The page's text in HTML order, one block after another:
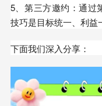
5、第三方邀约：通过
技巧是目标统一、利益
下面我们深入分享：